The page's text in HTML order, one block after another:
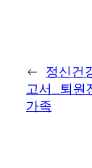
← 정신건
고서_퇴원
가족